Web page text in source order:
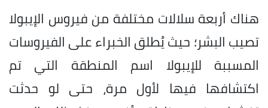
هناك أربعة سلالات مختلفة من فيروس الإيبولا
تصيب البشر؛ حيث يُطلق الخبراء على الفيروسات
المسببة للإيبولا اسم المنطقة التي تم
اكتشافها فيها لأول مرة، حتى لو حدثت